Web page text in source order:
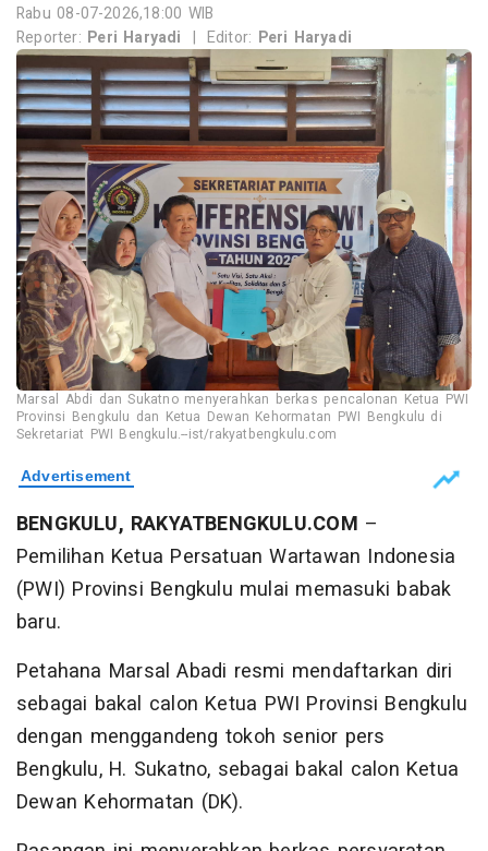
Rabu 08-07-2026,18:00 WIB
Reporter: Peri Haryadi | Editor: Peri Haryadi
Marsal Abdi dan Sukatno menyerahkan berkas pencalonan Ketua PWI
Provinsi Bengkulu dan Ketua Dewan Kehormatan PWI Bengkulu di
Sekretariat PWI Bengkulu.--ist/rakyatbengkulu.com
BENGKULU, RAKYATBENGKULU.COM –
Pemilihan Ketua Persatuan Wartawan Indonesia
(PWI) Provinsi Bengkulu mulai memasuki babak
baru.
Petahana Marsal Abadi resmi mendaftarkan diri
sebagai bakal calon Ketua PWI Provinsi Bengkulu
dengan menggandeng tokoh senior pers
Bengkulu, H. Sukatno, sebagai bakal calon Ketua
Dewan Kehormatan (DK).